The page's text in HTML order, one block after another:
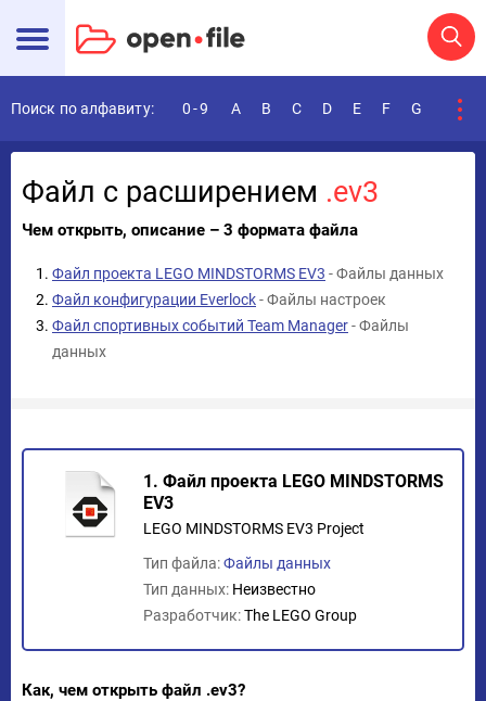
Поиск по алфавиту: 0-9 A B C D E F G
Файл с расширением .ev3
Чем открыть, описание – 3 формата файла
Файл проекта LEGO MINDSTORMS EV3 - Файлы данных
Файл конфигурации Everlock- Файлы настроек
Файл спортивных событий Team Manager- Файлы
данных
1. Файл проекта LEGO MINDSTORMS
EV3
LEGO MINDSTORMS EV3 Project
Тип файла:Файлы данных
Тип данных: Неизвестно
Разработчик:The LEGO Group
Как, чем открыть файл .ev3?